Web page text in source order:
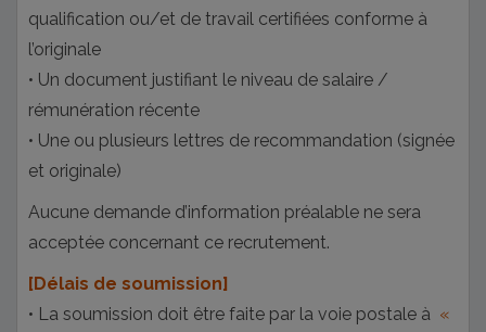
qualification ou/et de travail certifiées conforme à
l’originale
• Un document justifiant le niveau de salaire /
rémunération récente
• Une ou plusieurs lettres de recommandation (signée
et originale)
Aucune demande d’information préalable ne sera
acceptée concernant ce recrutement.
[Délais de soumission]
• La soumission doit être faite par la voie postale à «